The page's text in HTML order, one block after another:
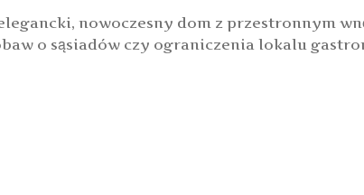
nowoczesny dom z przestronnym
o sąsiadów czy ograniczenia lokalu